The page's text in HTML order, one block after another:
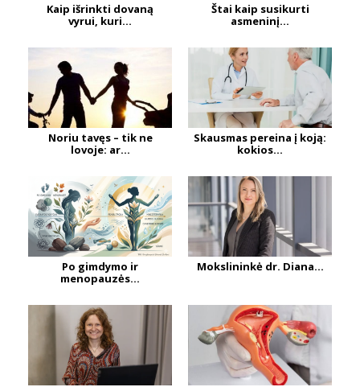
Kaip išrinkti dovaną
vyrui, kuri...
Štai kaip susikurti
asmeninį...
Noriu tavęs – tik ne
lovoje: ar...
Skausmas pereina į koją:
kokios...
Po gimdymo ir
menopauzės...
Mokslininkė dr. Diana...